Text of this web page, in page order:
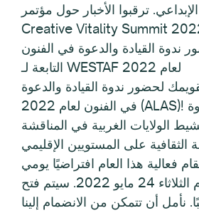
ترقبوا الأخبار حول مؤتمر
ندوة القيادة والدعوة في الفنون
التابعة لـ WESTAF لعام 2022
لحضور ندوة القيادة والدعوة
في الفنون لعام 2022 (ALAS)! تهدف الندوة
الولايات الغربية في المناقشة
على المستويين الإقليمي
فعالية هذا العام افتراضيًا يومي
الاثنين 24 مايو ويوم الثلاثاء 24 مايو 2022. سيتم فتح